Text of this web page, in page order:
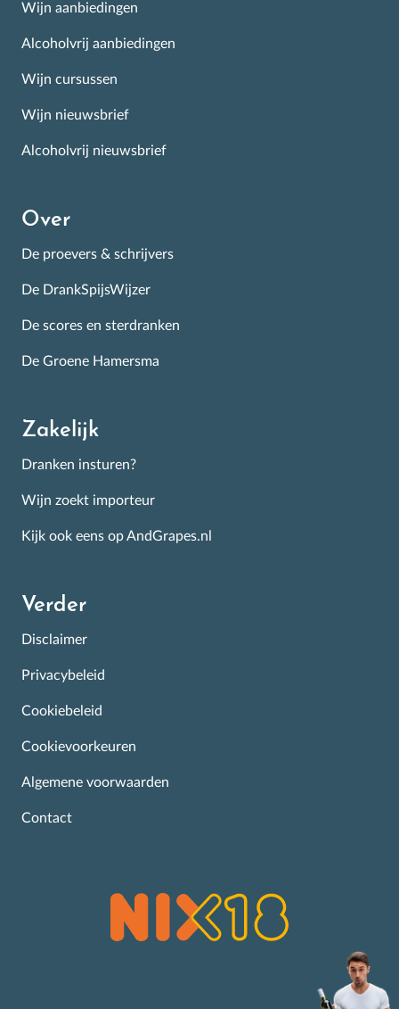
Wijn aanbiedingen
Alcoholvrij aanbiedingen
Wijn cursussen
Wijn nieuwsbrief
Alcoholvrij nieuwsbrief
Over
De proevers & schrijvers
De DrankSpijsWijzer
De scores en sterdranken
De Groene Hamersma
Zakelijk
Dranken insturen?
Wijn zoekt importeur
Kijk ook eens op AndGrapes.nl
Verder
Disclaimer
Privacybeleid
Cookiebeleid
Cookievoorkeuren
Algemene voorwaarden
Contact